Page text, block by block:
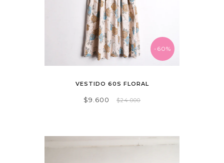
-60%
VESTIDO 60S FLORAL
$9.600 $24.000